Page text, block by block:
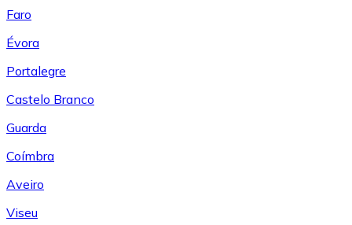
Faro
Évora
Portalegre
Castelo Branco
Guarda
Coímbra
Aveiro
Viseu